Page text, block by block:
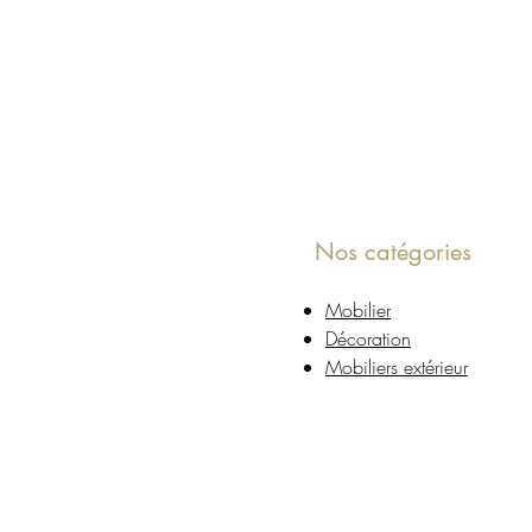
Nos catégories
Mobilier
Décoration
Mobiliers extérieur